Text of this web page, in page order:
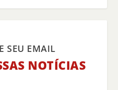
SEU EMAIL
NOTÍCIAS